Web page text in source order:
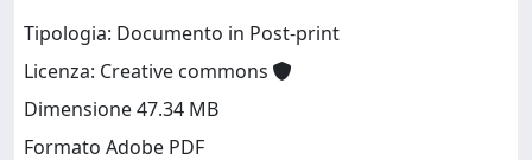
Tipologia: Documento in Post-print
Licenza: Creative commons
Dimensione 47.34 MB
Formato Adobe PDF